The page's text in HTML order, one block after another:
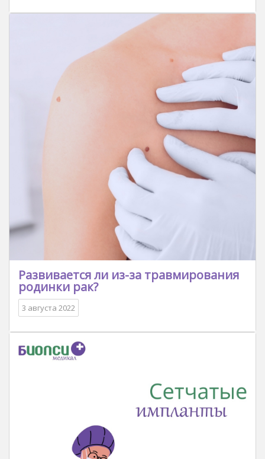
Развивается ли из-за травмирования
родинки рак?
3 августа 2022